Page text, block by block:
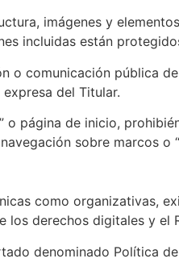
imágenes y
incluidas están
o comunicación pública
del Titular.
o página de inicio,
sobre marcos o
como organizativas,
derechos digitales y
denominado Política